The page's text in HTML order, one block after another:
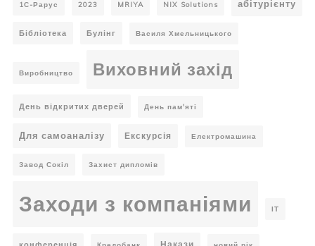
1С-Рарус 2023 MRIYA NIX Solutions абітурієнту
Бібліотека Булінг Василя Хмельницького
Виробництво Виховний захід
День відкритих дверей День пам'яті
Для самоаналізу Екскурсія Електромашина
Завод Сокіл Захист дипломів
Заходи з компаніями ІТ